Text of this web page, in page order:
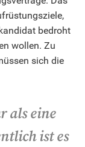
bedroht
wollen. Zu
sich die
als eine
ist es